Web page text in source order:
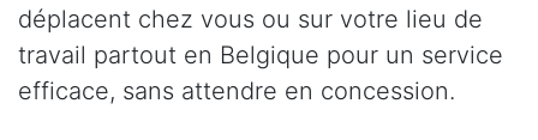
déplacent chez vous ou sur votre lieu de
travail partout en Belgique pour un service
efficace, sans attendre en concession.